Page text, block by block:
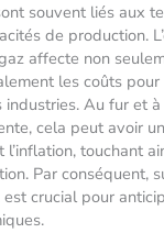
souvent liés aux
de production.
affecte non
les coûts pour
industries. Au fur et
cela peut avoir
touchant
Par conséquent,
est crucial pour